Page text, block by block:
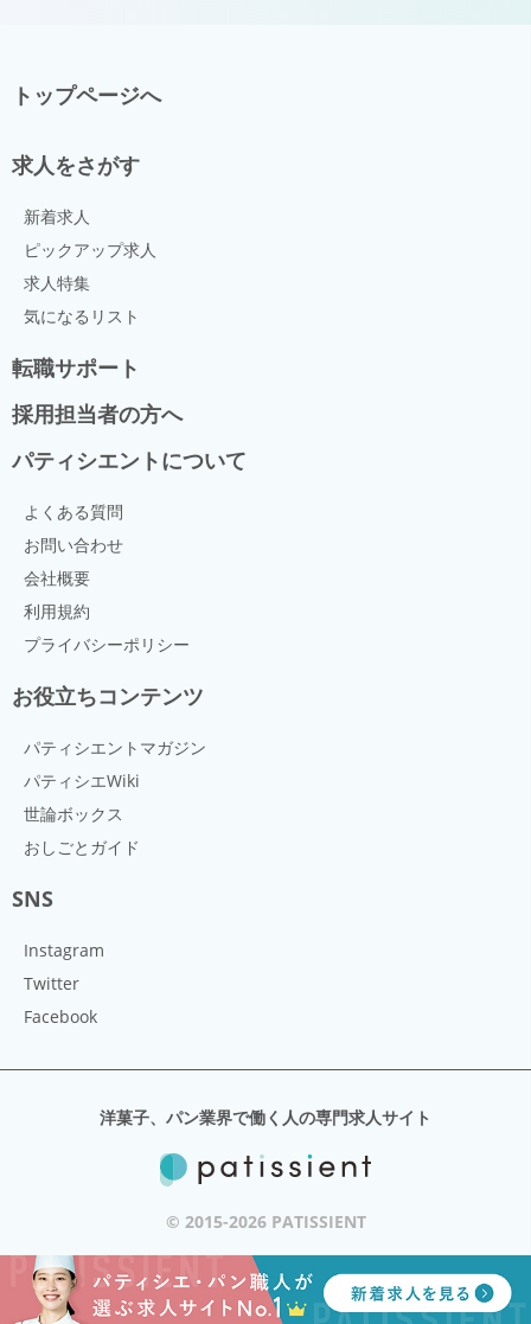
トップページへ
求人をさがす
新着求人
ピックアップ求人
求人特集
気になるリスト
転職サポート
採用担当者の方へ
パティシエントについて
よくある質問
お問い合わせ
会社概要
利用規約
プライバシーポリシー
お役立ちコンテンツ
パティシエントマガジン
パティシエWiki
世論ボックス
おしごとガイド
SNS
Instagram
Twitter
Facebook
洋菓子、パン業界で働く人の専門求人サイト
© 2015-2026 PATISSIENT